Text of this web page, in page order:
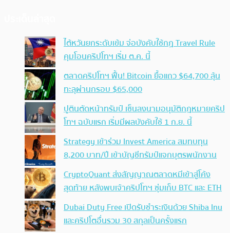
ไต้หวันยกระดับเข้ม จ่อบังคับใช้กฏ Travel Rule
คุมโอนคริปโทฯ เริ่ม ต.ค. นี้
ตลาดคริปโทฯ ฟื้น! Bitcoin ยื้อแถว $64,700 ลุ้น
ทะลุผ่านกรอบ $65,000
ปูตินตัดหน้าทรัมป์ เซ็นลงนามอนุมัติกฎหมายคริป
โทฯ ฉบับแรก เริ่มมีผลบังคับใช้ 1 ก.ย. นี้
Strategy เข้าร่วม Invest America สมทบทุน
8,200 บาท/ปี เข้าบัญชีทรัมป์แจกบุตรพนักงาน
CryptoQuant ส่งสัญญาณตลาดหมีเข้าสู่โค้ง
สุดท้าย หลังพบเจ้าคริปโทฯ ซุ่มเก็บ BTC และ ETH
Dubai Duty Free เปิดรับชำระเงินด้วย Shiba Inu
และคริปโตอื่นรวม 30 สกุลเป็นครั้งแรก